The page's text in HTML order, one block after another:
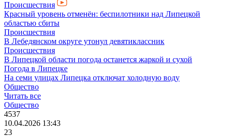
Происшествия
Красный уровень отменён: беспилотники над Липецкой
областью сбиты
Происшествия
В Лебедянском округе утонул девятиклассник
Происшествия
В Липецкой области погода останется жаркой и сухой
Погода в Липецке
На семи улицах Липецка отключат холодную воду
Общество
Читать все
Общество
4537
10.04.2026 13:43
23